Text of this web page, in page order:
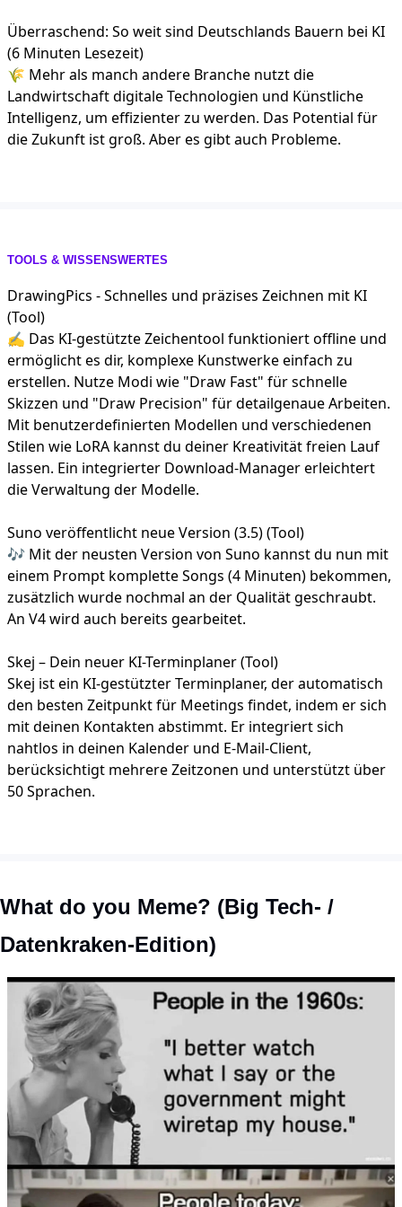
Überraschend: So weit sind Deutschlands Bauern bei KI
(6 Minuten Lesezeit)
🌾 Mehr als manch andere Branche nutzt die
Landwirtschaft digitale Technologien und Künstliche
Intelligenz, um effizienter zu werden. Das Potential für
die Zukunft ist groß. Aber es gibt auch Probleme.
TOOLS & WISSENSWERTES
DrawingPics - Schnelles und präzises Zeichnen mit KI
(Tool)
✍️ Das KI-gestützte Zeichentool funktioniert offline und
ermöglicht es dir, komplexe Kunstwerke einfach zu
erstellen. Nutze Modi wie "Draw Fast" für schnelle
Skizzen und "Draw Precision" für detailgenaue Arbeiten.
Mit benutzerdefinierten Modellen und verschiedenen
Stilen wie LoRA kannst du deiner Kreativität freien Lauf
lassen. Ein integrierter Download-Manager erleichtert
die Verwaltung der Modelle.
Suno veröffentlicht neue Version (3.5) (Tool)
🎶 Mit der neusten Version von Suno kannst du nun mit
einem Prompt komplette Songs (4 Minuten) bekommen,
zusätzlich wurde nochmal an der Qualität geschraubt.
An V4 wird auch bereits gearbeitet.
Skej – Dein neuer KI-Terminplaner (Tool)
Skej ist ein KI-gestützter Terminplaner, der automatisch
den besten Zeitpunkt für Meetings findet, indem er sich
mit deinen Kontakten abstimmt. Er integriert sich
nahtlos in deinen Kalender und E-Mail-Client,
berücksichtigt mehrere Zeitzonen und unterstützt über
50 Sprachen.
What do you Meme? (Big Tech- /
Datenkraken-Edition)